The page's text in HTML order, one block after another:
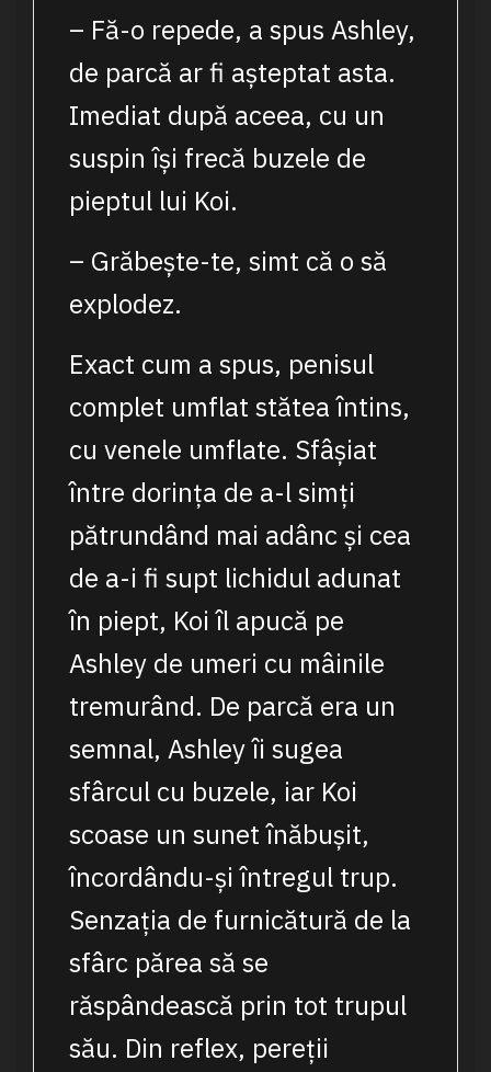
– Fă-o repede, a spus Ashley,
de parcă ar fi așteptat asta.
Imediat după aceea, cu un
suspin își frecă buzele de
pieptul lui Koi.
– Grăbește-te, simt că o să
explodez.
Exact cum a spus, penisul
complet umflat stătea întins,
cu venele umflate. Sfâșiat
între dorința de a-l simți
pătrundând mai adânc și cea
de a-i fi supt lichidul adunat
în piept, Koi îl apucă pe
Ashley de umeri cu mâinile
tremurând. De parcă era un
semnal, Ashley îi sugea
sfârcul cu buzele, iar Koi
scoase un sunet înăbușit,
încordându-și întregul trup.
Senzația de furnicătură de la
sfârc părea să se
răspândească prin tot trupul
său. Din reflex, pereții